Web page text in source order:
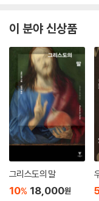
체’는 『애도와 우울증』,
제시한다. 특히 버틀러는
동학으로 이론화할 수 있
이처럼 버틀러는 프로이
시키지 않은 것을 징후적
론들과 접합하면서 새로
법을 모색한다. 이와 같은
성뿐만 아니라 성소수자
다. 다시 말해, 버틀러는
체성의 어떤 일반화 모델
이 분야 신상품
그리스도의 말
10% 18,000원